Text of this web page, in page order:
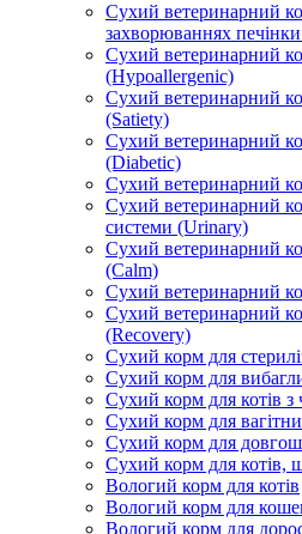
Сухий ветеринарний
захворюваннях
Сухий ветеринарний
(Hypoallergenic)
Сухий ветеринарний
(Satiety)
Сухий ветеринарний
(Diabetic)
Сухий ветеринарний
Сухий ветеринарний
системи (Urinary)
Сухий ветеринарний
(Calm)
Сухий ветеринарний
Сухий ветеринарний
(Recovery)
Сухий корм для
Сухий корм для
Сухий корм для котів
Сухий корм для
Сухий корм для
Сухий корм для котів,
Вологий корм для котів
Вологий корм для
Вологий корм для